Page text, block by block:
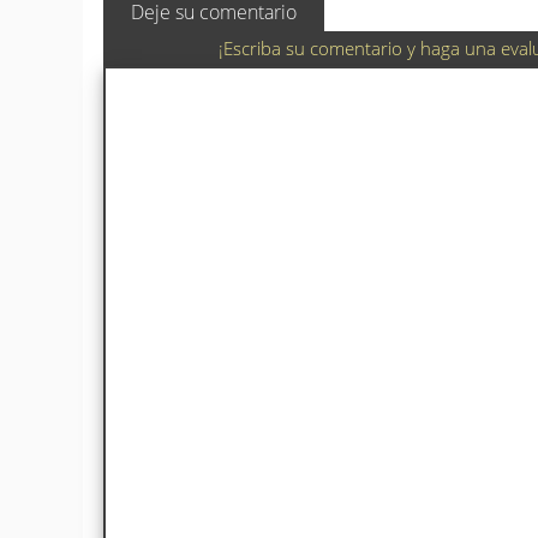
Deje su comentario
¡Escriba su comentario y haga una